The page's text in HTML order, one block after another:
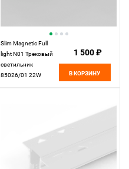
Slim Magnetic Full
light N01 Трековый
светильник
85026/01 22W
1 500 ₽
В КОРЗИНУ